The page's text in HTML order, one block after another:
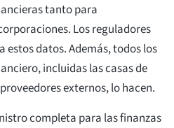
tanto para
Los reguladores
estos datos. Además, todos los
incluidas las casas de
externos, lo hacen.
completa para las finanzas